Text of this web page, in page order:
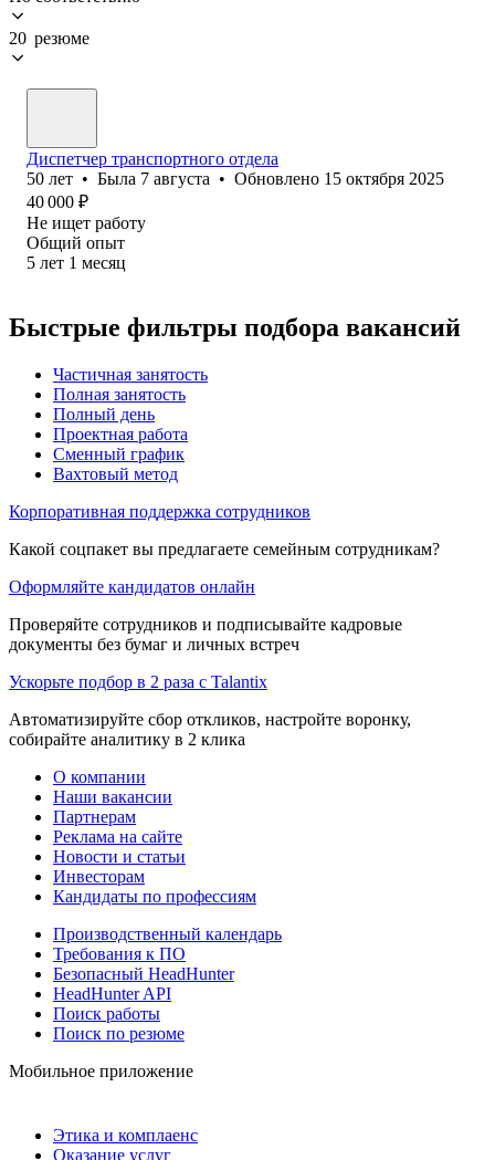
20 резюме
Диспетчер транспортного отдела
50 лет • Была 7 августа • Обновлено 15 октября 2025
40 000 ₽
Не ищет работу
Общий опыт
5 лет 1 месяц
Быстрые фильтры подбора вакансий
Частичная занятость
Полная занятость
Полный день
Проектная работа
Сменный график
Вахтовый метод
Корпоративная поддержка сотрудников
Какой соцпакет вы предлагаете семейным сотрудникам?
Оформляйте кандидатов онлайн
Проверяйте сотрудников и подписывайте кадровые
документы без бумаг и личных встреч
Ускорьте подбор в 2 раза с Talantix
Автоматизируйте сбор откликов, настройте воронку,
собирайте аналитику в 2 клика
О компании
Наши вакансии
Партнерам
Реклама на сайте
Новости и статьи
Инвесторам
Кандидаты по профессиям
Производственный календарь
Требования к ПО
Безопасный HeadHunter
HeadHunter API
Поиск работы
Поиск по резюме
Мобильное приложение
Этика и комплаенс
Оказание услуг